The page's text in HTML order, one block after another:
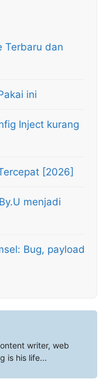
Terbaru dan
ini
Inject kurang
[2026]
menjadi
Bug, payload
writer, web
is his life...